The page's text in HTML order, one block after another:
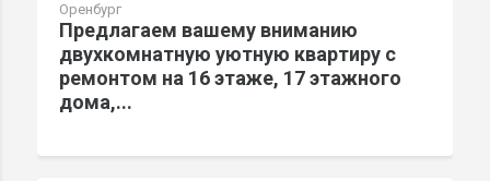
Оренбург
Предлагаем вашему вниманию
двухкомнатную уютную квартиру с
ремонтом на 16 этаже, 17 этажного
дома,...